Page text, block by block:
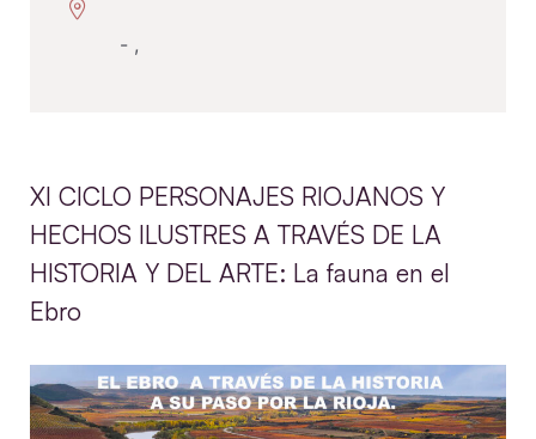
- ,
XI CICLO PERSONAJES RIOJANOS Y
HECHOS ILUSTRES A TRAVÉS DE LA
HISTORIA Y DEL ARTE: La fauna en el
Ebro